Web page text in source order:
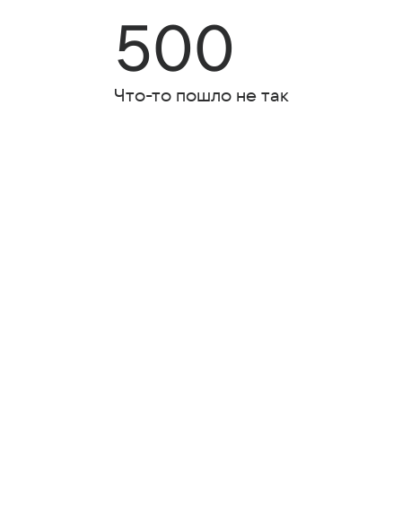
500
Что-то пошло не так